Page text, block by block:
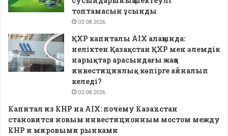
топтамасын ұсынды
03.08.2026
ҚХР капиталы AIX алаңында:
неліктен Қазақстан ҚХР мен әлемдік
нарықтар арасындағы жаңа
инвестициялық көпірге айналып
келеді?
03.08.2026
Капитал из КНР на AIX: почему Казахстан
становится новым инвестиционным мостом между
КНР и мировыми рынками